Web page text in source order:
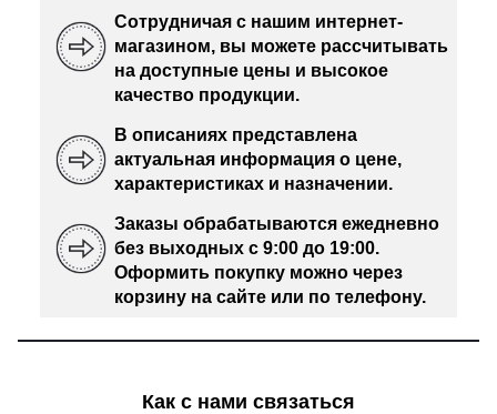
Сотрудничая с нашим интернет-
магазином, вы можете рассчитывать
на доступные цены и высокое
качество продукции.
В описаниях представлена
актуальная информация о цене,
характеристиках и назначении.
Заказы обрабатываются ежедневно
без выходных с 9:00 до 19:00.
Оформить покупку можно через
корзину на сайте или по телефону.
Как с нами связаться